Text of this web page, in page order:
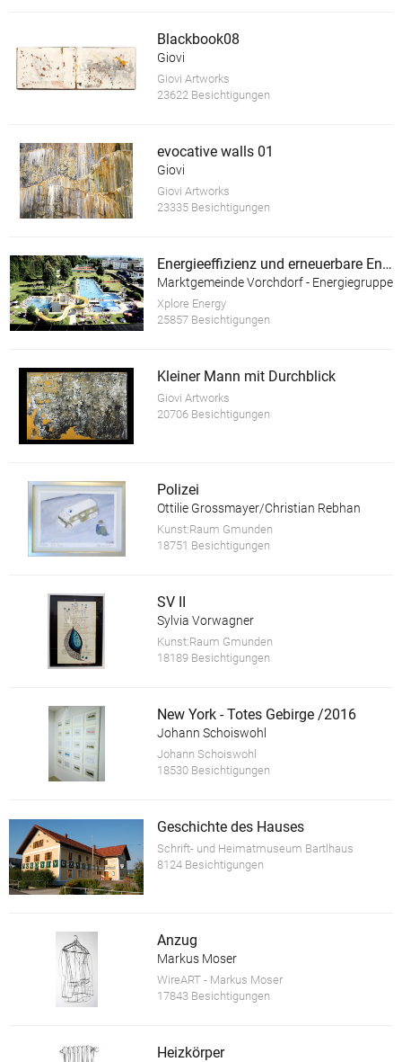
Blackbook08
Giovi
Giovi Artworks
23622 Besichtigungen
evocative walls 01
Giovi
Giovi Artworks
23335 Besichtigungen
Energieeffizienz und erneuerbare Energie im Almtalbad Vorchdorf
Marktgemeinde Vorchdorf - Energiegruppe
Xplore Energy
25857 Besichtigungen
Kleiner Mann mit Durchblick
Giovi Artworks
20706 Besichtigungen
Polizei
Ottilie Grossmayer/Christian Rebhan
Kunst:Raum Gmunden
18751 Besichtigungen
SV II
Sylvia Vorwagner
Kunst:Raum Gmunden
18189 Besichtigungen
New York - Totes Gebirge /2016
Johann Schoiswohl
Johann Schoiswohl
18530 Besichtigungen
Geschichte des Hauses
Schrift- und Heimatmuseum Bartlhaus
8124 Besichtigungen
Anzug
Markus Moser
WireART - Markus Moser
17843 Besichtigungen
Heizkörper